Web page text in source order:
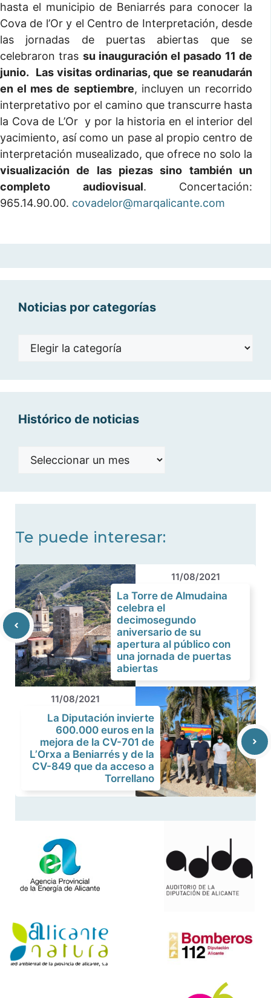
hasta el municipio de Beniarrés para conocer la
Cova de l’Or y el Centro de Interpretación, desde
las jornadas de puertas abiertas que se
celebraron tras su inauguración el pasado 11 de
junio. Las visitas ordinarias, que se reanudarán
en el mes de septiembre, incluyen un recorrido
interpretativo por el camino que transcurre hasta
la Cova de L’Or y por la historia en el interior del
yacimiento, así como un pase al propio centro de
interpretación musealizado, que ofrece no solo la
visualización de las piezas sino también un
completo audiovisual. Concertación:
965.14.90.00. covadelor@marqalicante.com
Noticias por categorías
Noticias
Histórico de noticias
Histórico
Te puede interesar:
11/08/2021
La Torre de Almudaina
celebra el
decimosegundo
aniversario de su
apertura al público con
una jornada de puertas
abiertas
11/08/2021
La Diputación invierte
600.000 euros en la
mejora de la CV-701 de
L’Orxa a Beniarrés y de la
CV-849 que da acceso a
Torrellano